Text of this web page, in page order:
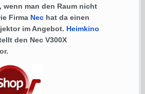
wenn man den Raum nicht
Firma Nec hat da einen
im Angebot. Heimkino
den Nec V300X